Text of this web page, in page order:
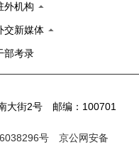
外机构
交新媒体
部考录
大街2号 邮编：100701
号
京公网安备